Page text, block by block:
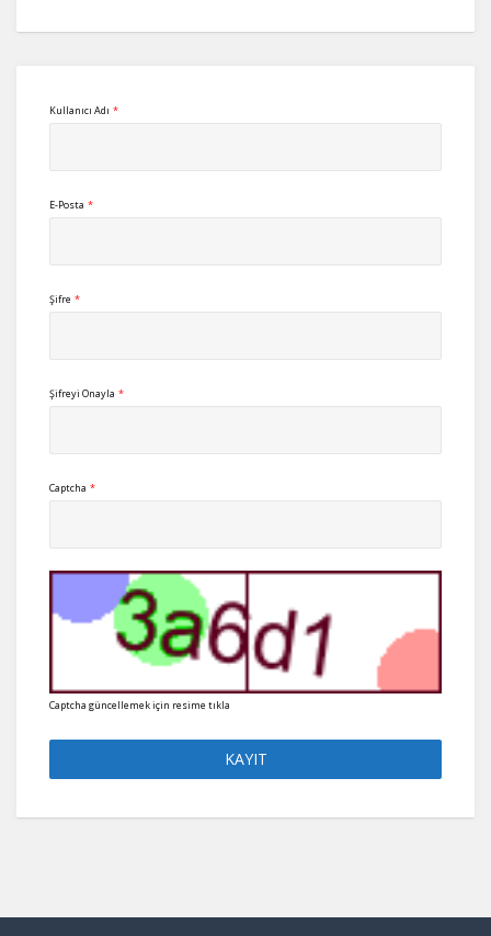
Kullanıcı Adı *
E-Posta *
Şifre *
Şifreyi Onayla *
Captcha *
Captcha güncellemek için resime tıkla